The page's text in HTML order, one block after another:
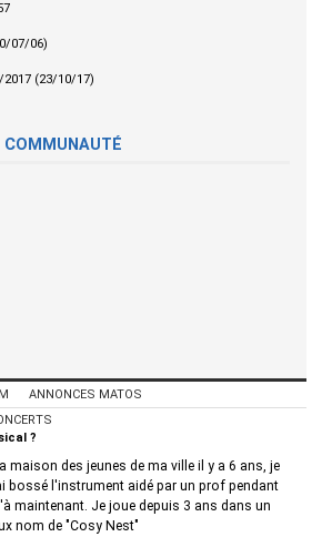
07/06)
2017 (23/10/17)
COMMUNAUTÉ
ANNONCES MATOS
?
maison des jeunes de ma ville il y a 6 ans, je
bossé l'instrument aidé par un prof pendant
maintenant. Je joue depuis 3 ans dans un
nom de "Cosy Nest"